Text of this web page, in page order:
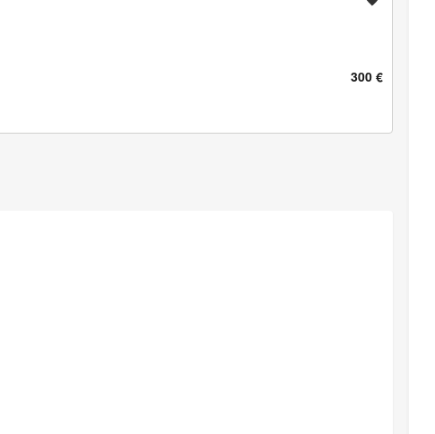
300 €